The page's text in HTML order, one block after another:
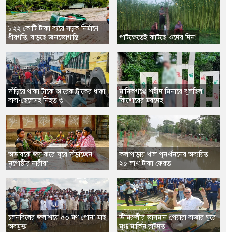
৮২২ কোটি টাকা ব্যয়ে সড়ক নির্মাণে
ধীরগতি, বাড়ছে জনভোগান্তি
দাঁড়িয়ে থাকা ট্রাকে আরেক ট্রাকের ধাক্কা,
বাবা-ছেলেসহ নিহত ৩
অভাবকে জয় করে ঘুরে দাঁড়াচ্ছেন
নৃগোষ্ঠীর নারীরা
​চলনবিলের জলাশয়ে ৫০ মণ পোনা মাছ
অবমুক্ত
পাটক্ষেতেই কাটছে ওদের দিন!
​মানিকগঞ্জে শহীদ মিনারে ঝুলছিল
কিশোরের মরদেহ
কলাপাড়ায় খাল পুনর্খননের অব্যয়িত
২৫ লাখ টাকা ফেরত
​ভীমরুলীর ভাসমান পেয়ারা বাজার ঘুরে
মুগ্ধ মার্কিন রাষ্ট্রদূত